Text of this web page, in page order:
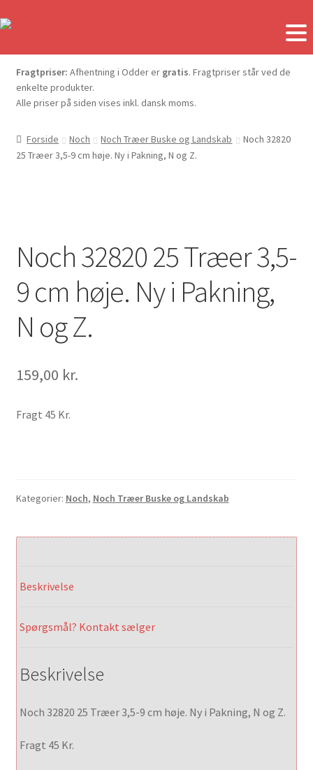
Fragtpriser: Afhentning i Odder er gratis. Fragtpriser står ved de
enkelte produkter.
Alle priser på siden vises inkl. dansk moms.
Forside Noch Noch Træer Buske og Landskab
Noch 32820
25 Træer 3,5-9 cm høje. Ny i Pakning, N og Z.
Noch 32820 25 Træer 3,5-
9 cm høje. Ny i Pakning,
N og Z.
159,00 kr.
Fragt 45 Kr.
Kategorier: Noch, Noch Træer Buske og Landskab
Beskrivelse
Spørgsmål? Kontakt sælger
Beskrivelse
Noch 32820 25 Træer 3,5-9 cm høje. Ny i Pakning, N og Z.
Fragt 45 Kr.